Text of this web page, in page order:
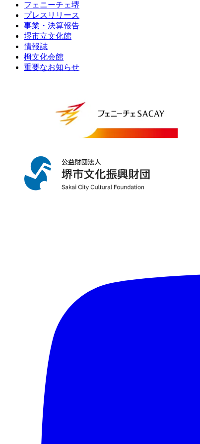
フェニーチェ堺
プレスリリース
事業・決算報告
堺市立文化館
情報誌
栂文化会館
重要なお知らせ